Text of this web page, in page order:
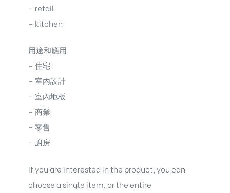
– retail
– kitchen
用途和應用
– 住宅
– 室內設計
– 室內地板
– 商業
– 零售
– 廚房
If you are interested in the product, you can
choose a single item, or the entire